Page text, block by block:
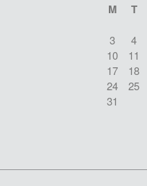
M T
3
4
10
11
17
18
24
25
31